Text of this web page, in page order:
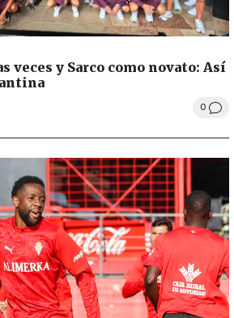
veces y Sarco como novato: Así
0